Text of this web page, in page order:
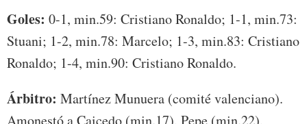
Goles: 0-1, min.59: Cristiano Ronaldo; 1-1, min.73:
Stuani; 1-2, min.78: Marcelo; 1-3, min.83: Cristiano
Ronaldo; 1-4, min.90: Cristiano Ronaldo.
Árbitro: Martínez Munuera (comité valenciano).